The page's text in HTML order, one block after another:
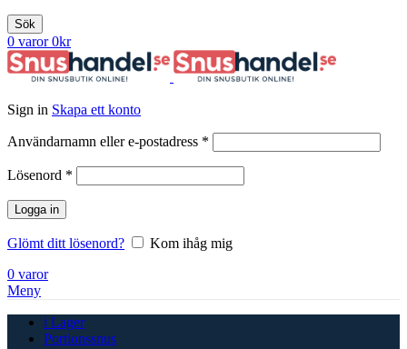
Sök
0 varor 0kr
Sign in Skapa ett konto
Användarnamn eller e-postadress *
Lösenord *
Logga in
Glömt ditt lösenord?
Kom ihåg mig
0 varor
Meny
i Lager
Portionssnus